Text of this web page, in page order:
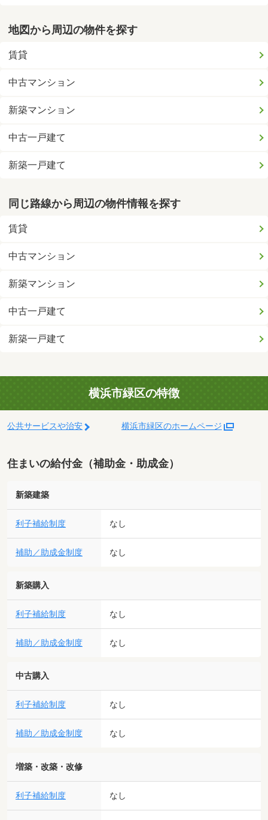
地図から周辺の物件を探す
賃貸
中古マンション
新築マンション
中古一戸建て
新築一戸建て
同じ路線から周辺の物件情報を探す
賃貸
中古マンション
新築マンション
中古一戸建て
新築一戸建て
横浜市緑区の特徴
公共サービスや治安 横浜市緑区のホームページ
住まいの給付金（補助金・助成金）
新築建築
利子補給制度 なし
補助／助成金制度 なし
新築購入
利子補給制度 なし
補助／助成金制度 なし
中古購入
利子補給制度 なし
補助／助成金制度 なし
増築・改築・改修
利子補給制度 なし